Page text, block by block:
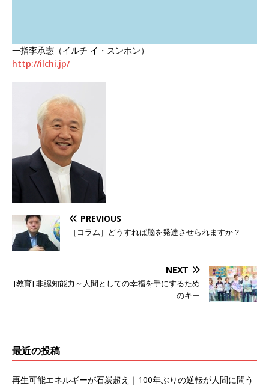
一指李承憲（イルチ イ・スンホン）
http://ilchi.jp/
PREVIOUS
［コラム］どうすれば脳を発達させられますか？
NEXT
[教育] 非認知能力～人間としての幸福を手にするため
のキー
最近の投稿
再生可能エネルギーが石炭超え｜100年ぶりの逆転が人間に問う